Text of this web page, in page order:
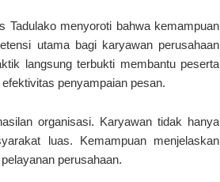
Tadulako menyoroti bahwa kemampuan
utama bagi karyawan perusahaan
langsung terbukti membantu peserta
penyampaian pesan.
organisasi. Karyawan tidak hanya
luas. Kemampuan menjelaskan
perusahaan.